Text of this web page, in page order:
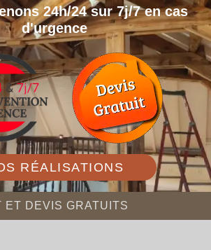
24h/24 sur 7j/7 en cas
d'urgence
RÉALISATIONS
ET DEVIS GRATUITS